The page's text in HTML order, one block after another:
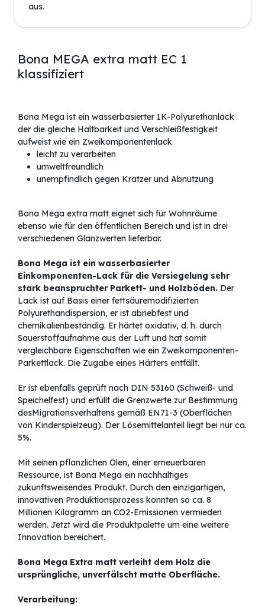
aus.
Bona MEGA extra matt EC 1
klassifiziert
Bona Mega ist ein wasserbasierter 1K-Polyurethanlack
der die gleiche Haltbarkeit und Verschleißfestigkeit
aufweist wie ein Zweikomponentenlack.
leicht zu verarbeiten
umweltfreundlich
unempfindlich gegen Kratzer und Abnutzung
Bona Mega extra matt eignet sich für Wohnräume
ebenso wie für den öffentlichen Bereich und ist in drei
verschiedenen Glanzwerten lieferbar.
Bona Mega ist ein wasserbasierter
Einkomponenten-Lack für die Versiegelung sehr
stark beanspruchter Parkett- und Holzböden. Der
Lack ist auf Basis einer fettsäuremodifizierten
Polyurethandispersion, er ist abriebfest und
chemikalienbeständig. Er härtet oxidativ, d. h. durch
Sauerstoffaufnahme aus der Luft und hat somit
vergleichbare Eigenschaften wie ein Zweikomponenten-
Parkettlack. Die Zugabe eines Härters entfällt.
Er ist ebenfalls geprüft nach DIN 53160 (Schweiß- und
Speichelfest) und erfüllt die Grenzwerte zur Bestimmung
desMigrationsverhaltens gemäß EN71-3 (Oberflächen
von Kinderspielzeug). Der Lösemittelanteil liegt bei nur ca.
5%.
Mit seinen pflanzlichen Ölen, einer erneuerbaren
Ressource, ist Bona Mega ein nachhaltiges
zukunftsweisendes Produkt. Durch den einzigartigen,
innovativen Produktionsprozess konnten so ca. 8
Millionen Kilogramm an CO2-Emissionen vermieden
werden. Jetzt wird die Produktpalette um eine weitere
Innovation bereichert.
Bona Mega Extra matt verleiht dem Holz die
ursprüngliche, unverfälscht matte Oberfläche.
Verarbeitung: